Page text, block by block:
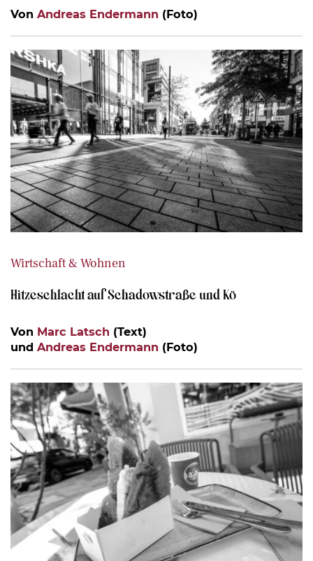
Von Andreas Endermann (Foto)
Wirtschaft & Wohnen
Hitzeschlacht auf Schadowstraße und Kö
Von Marc Latsch (Text)
und Andreas Endermann (Foto)